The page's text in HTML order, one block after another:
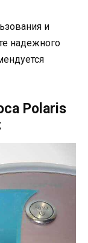
и
надежного
Polaris